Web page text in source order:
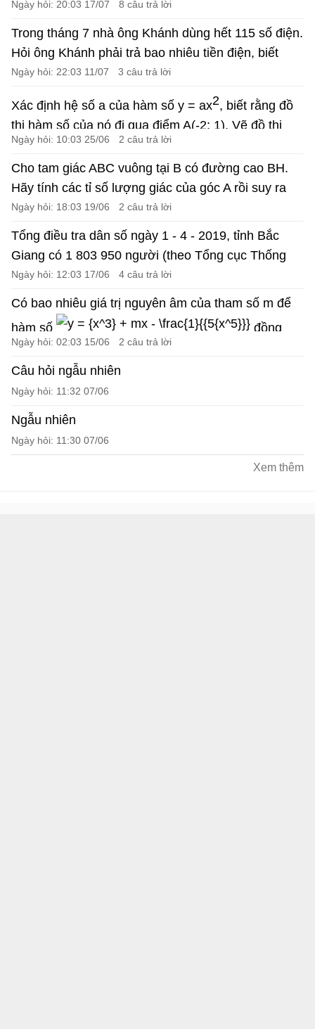
bằng gỗ loại 1 giá 350 nghìn đồng/m 2 , phần còn lại
lát bằng gỗ loại 2 có giá 170 nghìn đồng/m
Viết biểu thức tính tổng chi phí bác Cường cần trả
để lát sàn căn hộ như trên. Tính giá trị của biểu
Ngày hỏi: 20:03 17/07 8 câu trả lời
Trong tháng 7 nhà ông Khánh dùng hết 115 số điện.
Hỏi ông Khánh phải trả bao nhiêu tiền điện, biết
đơn giá điện như sau:
Giá tiền cho 50 số tiếp theo (từ số 51 đến số 100) là
1 734 đồng/số
là 2 014 đồng/số
Ngày hỏi: 22:03 11/07 3 câu trả lời
Xác định hệ số a của hàm số y = ax2, biết rằng đồ
thị hàm số của nó đi qua điểm A(-2; 1). Vẽ đồ thị
của hàm số đó.
Ngày hỏi: 10:03 25/06 2 câu trả lời
Cho tam giác ABC vuông tại B có đường cao BH.
Hãy tính các tỉ số lượng giác của góc A rồi suy ra
các tỉ số lượng giác của góc C (làm tròn kết quả
đến chữ số thập phân thứ hai) nếu biết:
a) AB = 9cm; BH = 5,4cm
b) BC=13cm; CH=12cm
Ngày hỏi: 18:03 19/06 2 câu trả lời
Tổng điều tra dân số ngày 1 - 4 - 2019, tỉnh Bắc
Giang có 1 803 950 người (theo Tổng cục Thống
kê). Biết rằng hai lần số dân tỉnh Bắc Giang kém
dân số Thanh Hóa 32 228 người. Tính số dân tỉnh
Thanh Hóa.
Ngày hỏi: 12:03 17/06 4 câu trả lời
Có bao nhiêu giá trị nguyên âm của tham số m để
hàm số
đồng
biến trên khoảng (0; +∞)?
A. 5
C. 0
Ngày hỏi: 02:03 15/06 2 câu trả lời
Câu hỏi ngẫu nhiên
Ngày hỏi: 11:32 07/06
Ngẫu nhiên
Ngày hỏi: 11:30 07/06
Xem thêm